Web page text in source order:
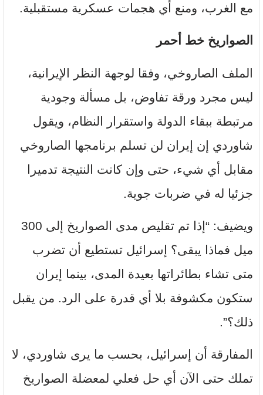
مع الغرب، ومنع أي هجمات عسكرية مستقبلية.
الصواريخ خط أحمر
الملف الصاروخي، وفقا لوجهة النظر الإيرانية،
ليس مجرد ورقة تفاوض، بل مسألة وجودية
مرتبطة ببقاء الدولة واستقرار النظام، ويقول
شاوردي إن إيران لن تسلم برنامجها الصاروخي
مقابل أي شيء، حتى وإن كانت النتيجة تدميرا
جزئيا له في ضربات جوية.
ويضيف: “إذا تم تقليص مدى الصواريخ إلى 300
ميل فماذا يبقى؟ إسرائيل تستطيع أن تضرب
متى تشاء بطائراتها بعيدة المدى، بينما إيران
ستكون مكشوفة بلا أي قدرة على الرد. من يقبل
ذلك؟”.
المفارقة أن إسرائيل، بحسب ما يرى شاوردي، لا
تملك حتى الآن أي حل فعلي لمعضلة الصواريخ